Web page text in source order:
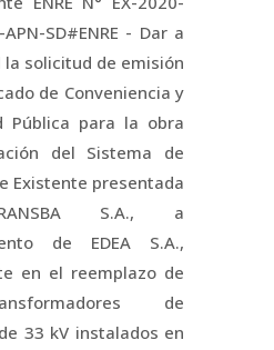
SD#ENRE - Dar a
la solicitud de emisión
de Conveniencia y
Pública para la obra
del Sistema de
Existente presentada
S.A., a
de EDEA S.A.,
en el reemplazo de
de
33 kV instalados en